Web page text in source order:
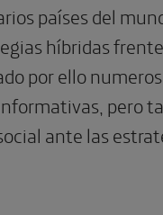
países del
híbridas
por ello
pero
ante las